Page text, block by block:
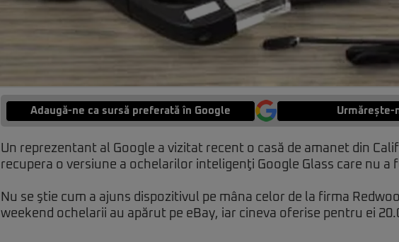
Adaugă-ne ca sursă preferată în Google Urmărește-
Un reprezentant al Google a vizitat recent o casă de amanet din
recupera o versiune a ochelarilor inteligenţi Google Glass care nu a
Nu se ştie cum a ajuns dispozitivul pe mâna celor de la firma
weekend ochelarii au apărut pe eBay, iar cineva oferise pentru ei